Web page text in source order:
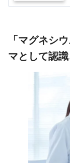
「マグネシ
マとして認識